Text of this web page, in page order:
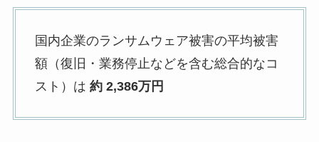
国内企業のランサムウェア被害の平均被害
額（復旧・業務停止などを含む総合的なコ
スト）は 約 2,386万円